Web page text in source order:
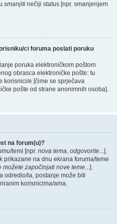
smanjiti nečiji status [npr. smanjenjem
ci foruma poslati poruku
poruka elektroničkom poštom
obrasca elektroničke pošte: tu
korisnici/e [čime se sprječava
pošte od strane anonimnih osoba].
na forum(u)?
temi [npr. nova tema, odgovorite...].
prikazane na dnu ekrana foruma/teme
možete započinjati nove teme...].
odredio/la, postanje može biti
korisnicima/ama.